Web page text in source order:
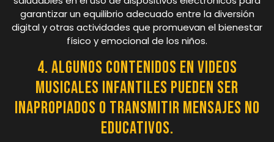
garantizar un equilibrio adecuado entre la diversión
digital y otras actividades que promuevan el bienestar
físico y emocional de los niños.
4. Algunos contenidos en videos
musicales infantiles pueden ser
inapropiados o transmitir mensajes no
educativos.